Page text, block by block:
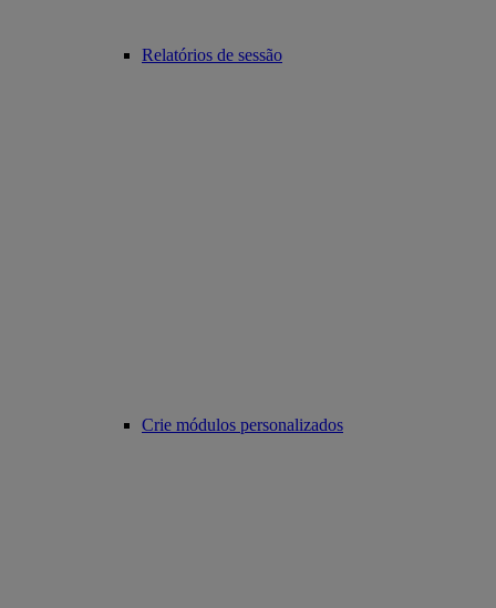
Relatórios de sessão
Crie módulos personalizados